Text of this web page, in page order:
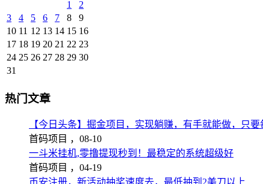
1
2
3
4 5 6 7 8
9
10 11 12 13 14 15 16
17 18 19 20 21 22 23
24 25 26 27 28 29 30
31
热门文章
【今日头条】掘金项目，实现躺赚，有手就能做，只要
首码项目 ， 08-10
一斗米挂机,零撸提现秒到！最稳定的系统超级好
首码项目 ， 04-19